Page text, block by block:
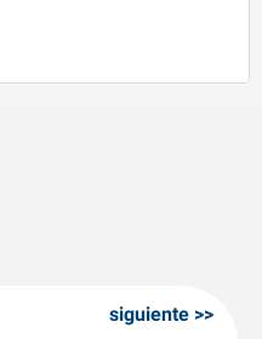
siguiente